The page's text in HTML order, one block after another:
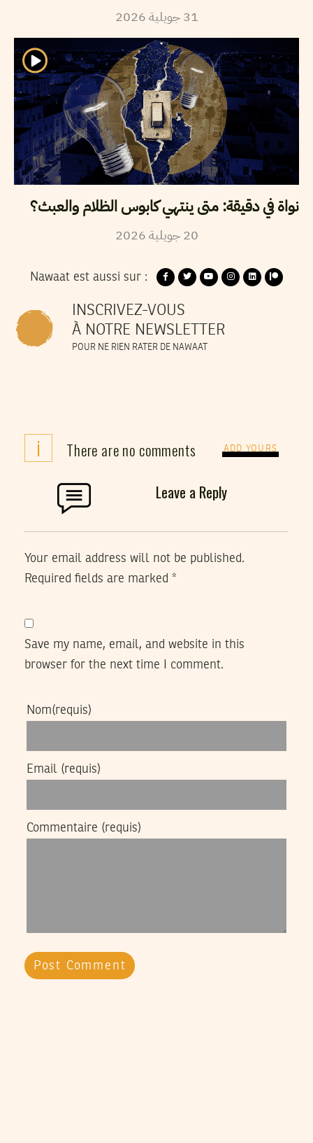
31 جويلية2026
نواة في دقيقة: متى ينتهي كابوس الظلام والعبث؟
20 جويلية2026
Nawaat est aussi sur :
INSCRIVEZ-VOUS
À NOTRE NEWSLETTER
POUR NE RIEN RATER DE NAWAAT
i There are no comments ADD YOURS
Leave a Reply
Your email address will not be published.
Required fields are marked *
Save my name, email, and website in this
browser for the next time I comment.
Nom(requis)
Email (requis)
Commentaire (requis)